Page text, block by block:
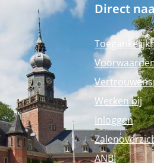
Direct
Werken bij
Inloggen
ANBI